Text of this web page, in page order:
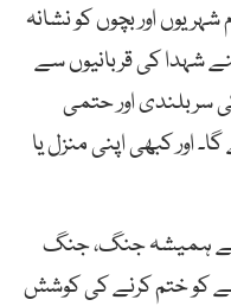
اور بچوں کو نشانہ
شہدا کی قربانیوں سے
اور حتمی
اور کبھی اپنی منزل یا
نے ہمیشہ جنگ، جنگ
کو ختم کرنے کی کوشش